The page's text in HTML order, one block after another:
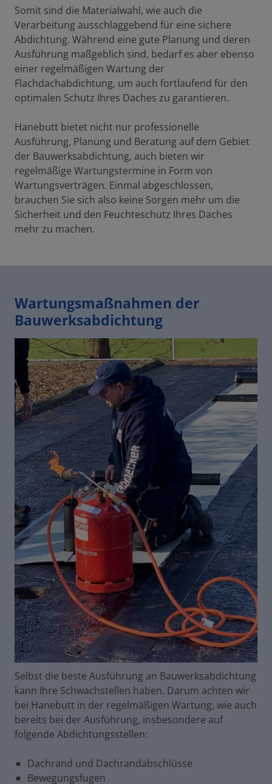
Somit sind die Materialwahl, wie auch die
Verarbeitung ausschlaggebend für eine sichere
Abdichtung. Während eine gute Planung und deren
Ausführung maßgeblich sind, bedarf es aber ebenso
einer regelmäßigen Wartung der
Flachdachabdichtung, um auch fortlaufend für den
optimalen Schutz Ihres Daches zu garantieren.
Hanebutt bietet nicht nur professionelle
Ausführung, Planung und Beratung auf dem Gebiet
der Bauwerksabdichtung, auch bieten wir
regelmäßige Wartungstermine in Form von
Wartungsverträgen. Einmal abgeschlossen,
brauchen Sie sich also keine Sorgen mehr um die
Sicherheit und den Feuchteschutz Ihres Daches
mehr zu machen.
Wartungsmaßnahmen der
Bauwerksabdichtung
Selbst die beste Ausführung an Bauwerksabdichtung
kann Ihre Schwachstellen haben. Darum achten wir
bei Hanebutt in der regelmäßigen Wartung, wie auch
bereits bei der Ausführung, insbesondere auf
folgende Abdichtungsstellen:
Dachrand und Dachrandabschlüsse
Bewegungsfugen